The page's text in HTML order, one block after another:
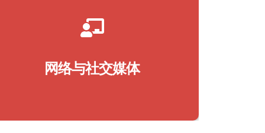
网络与社交媒体
社交媒体
品牌化
内容制作